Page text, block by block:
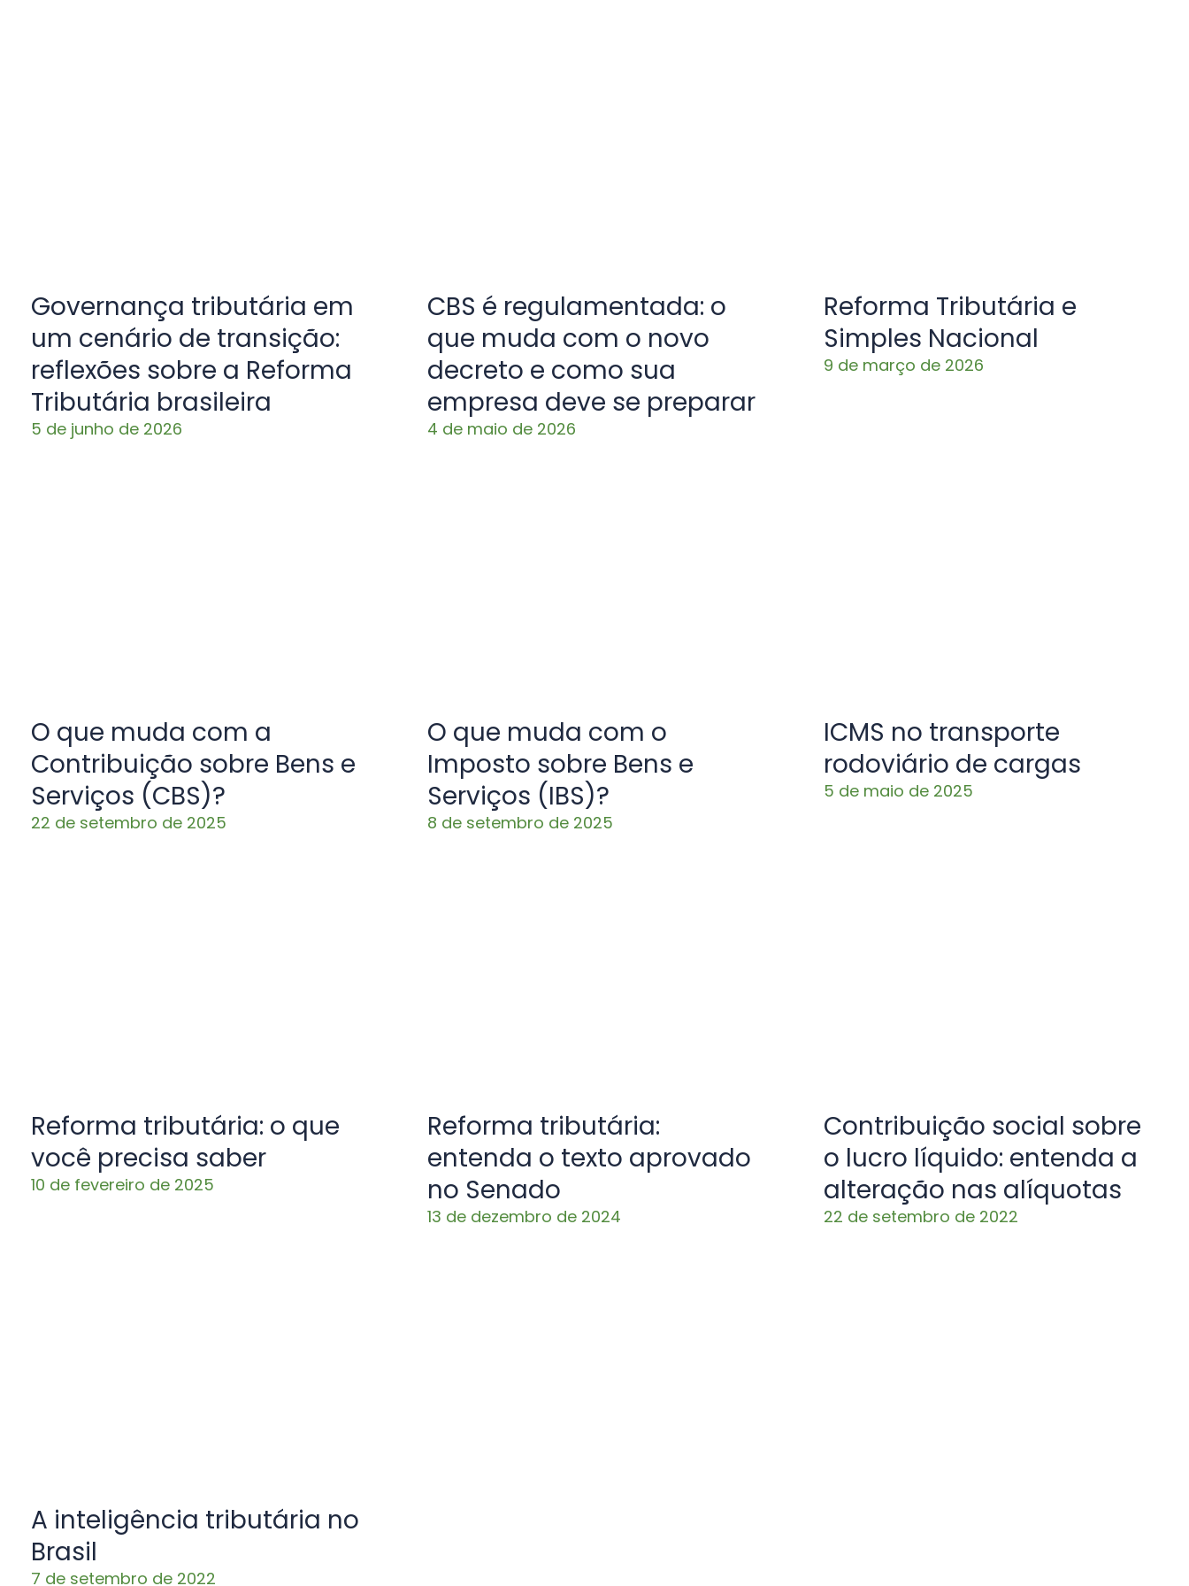
Governança tributária em
um cenário de transição:
reflexões sobre a Reforma
Tributária brasileira
5 de junho de 2026
CBS é regulamentada: o
que muda com o novo
decreto e como sua
empresa deve se preparar
4 de maio de 2026
Reforma Tributária e
Simples Nacional
9 de março de 2026
O que muda com a
Contribuição sobre Bens e
Serviços (CBS)?
22 de setembro de 2025
O que muda com o
Imposto sobre Bens e
Serviços (IBS)?
8 de setembro de 2025
ICMS no transporte
rodoviário de cargas
5 de maio de 2025
Reforma tributária: o que
você precisa saber
10 de fevereiro de 2025
Reforma tributária:
entenda o texto aprovado
no Senado
13 de dezembro de 2024
Contribuição social sobre
o lucro líquido: entenda a
alteração nas alíquotas
22 de setembro de 2022
A inteligência tributária no
Brasil
7 de setembro de 2022